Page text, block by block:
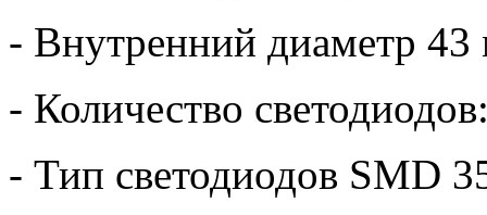
- Внутренний диаметр
- Количество
- Тип светодиодов SMD